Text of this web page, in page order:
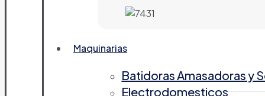
Maquinarias
Batidoras Amasadoras y
Electrodomesticos